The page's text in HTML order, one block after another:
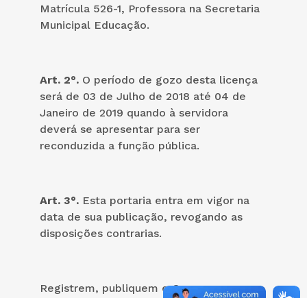
Matrícula 526-1, Professora na Secretaria
Municipal Educação.
Art. 2°. O período de gozo desta licença
será de 03 de Julho de 2018 até 04 de
Janeiro de 2019 quando à servidora
deverá se apresentar para ser
reconduzida a função pública.
Art. 3°. Esta portaria entra em vigor na
data de sua publicação, revogando as
disposições contrarias.
Registrem, publiquem e Cumpram.